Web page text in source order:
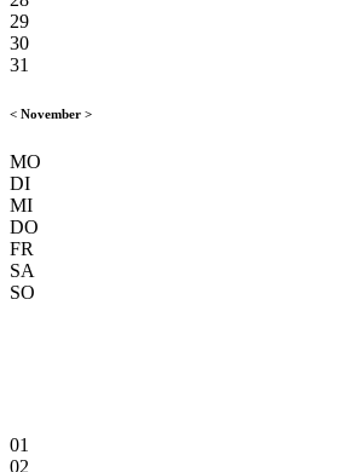
29
30
31
< November >
MO
DI
MI
DO
FR
SA
SO
01
02